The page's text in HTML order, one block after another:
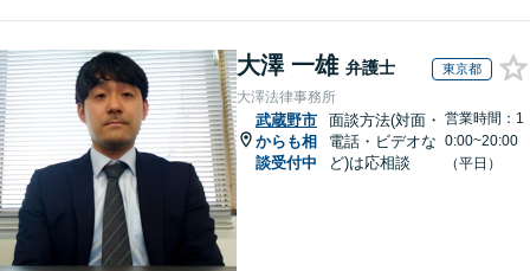
大澤 一雄 弁護士 東京都
大澤法律事務所
武蔵野市
からも相
談受付中
面談方法(対面・
電話・ビデオな
ど)は応相談
営業時間：1
0:00~20:00
（平日）